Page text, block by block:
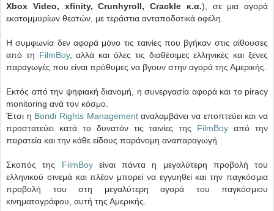
Xbox Video, xfinity, Crunhyroll, Crackle κ.α.), σε μια αγορά
εκατομμυρίων θεατών, με τεράστια ανταποδοτικά οφέλη.
Η συμφωνία δεν αφορά μόνο τις ταινίες που βγήκαν στις αίθουσες
από τη FilmBoy, αλλά και όλες τις διαθέσιμες ελληνικές και ξένες
παραγωγές που είναι πρόθυμες να βγουν στην αγορά της Αμερικής.
Εκτός από την ψηφιακή διανομή, η συνεργασία αφορά και το piracy
monitoring ανά τον κόσμο.
Έτσι η Bondi Rights Managementαναλαμβάνει να εποπτεύει και να
προστατεύει κατά το δυνατόν τις ταινίες της FilmBoyαπό την
πειρατεία και την κάθε είδους παράνομη αναπαραγωγή.
Σκοπός της FilmBoy είναι πάντα η μεγαλύτερη προβολή του
ελληνικού σινεμά και πλέον μπορεί να εγγυηθεί και την παγκόσμια
προβολή του στη μεγαλύτερη αγορά του παγκόσμιου
κινηματογράφου, αυτή της Αμερικής.